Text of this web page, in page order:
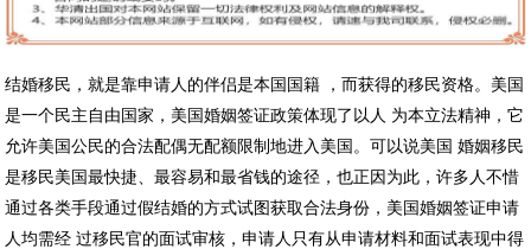
结婚移民，就是靠申请人的伴侣是本国国籍 ，而获得的移民资格。美国
是一个民主自由国家，美国婚姻签证政策体现了以人 为本立法精神，它
允许美国公民的合法配偶无配额限制地进入美国。可以说美国 婚姻移民
是移民美国最快捷、最容易和最省钱的途径，也正因为此，许多人不惜
通过各类手段通过假结婚的方式试图获取合法身份，美国婚姻签证申请
人均需经 过移民官的面试审核，申请人只有从申请材料和面试表现中得